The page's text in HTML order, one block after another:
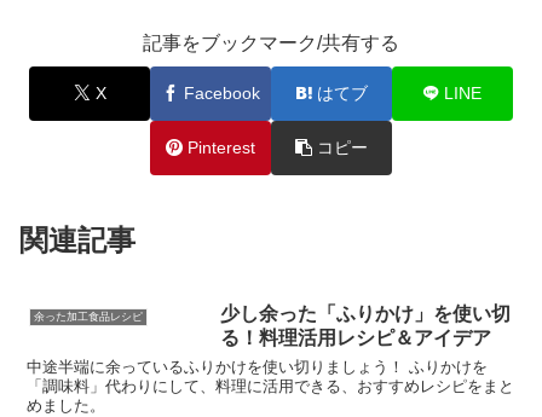
記事をブックマーク/共有する
X Facebook はてブ LINE
Pinterest コピー
関連記事
余った加工食品レシピ
少し余った「ふりかけ」を使い切
る！料理活用レシピ＆アイデア
中途半端に余っているふりかけを使い切りましょう！ ふりかけを
「調味料」代わりにして、料理に活用できる、おすすめレシピをまと
めました。